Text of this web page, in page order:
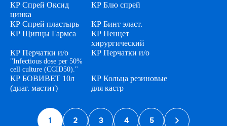
КР Спрей Оксид
цинка
КР Блю спрей
КР Спрей пластырь
КР Бинт эласт.
КР Щипцы Гармса
КР Пенцет
хирургический
КР Перчатки и/о
"Infectious dose per 50%
cell culture (CCID50)."
КР Перчатки и/о
КР БОВИВЕТ 10л
(диаг. мастит)
КР Кольца резиновые
для кастр
1 2 3 4 5